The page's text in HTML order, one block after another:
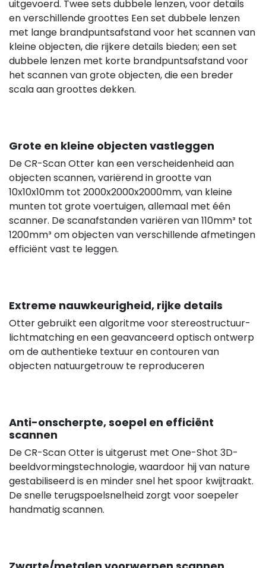
uitgevoerd. Twee sets dubbele lenzen, voor details
en verschillende groottes Een set dubbele lenzen
met lange brandpuntsafstand voor het scannen van
kleine objecten, die rijkere details bieden; een set
dubbele lenzen met korte brandpuntsafstand voor
het scannen van grote objecten, die een breder
scala aan groottes dekken.
Grote en kleine objecten vastleggen
De CR-Scan Otter kan een verscheidenheid aan
objecten scannen, variërend in grootte van
10x10x10mm tot 2000x2000x2000mm, van kleine
munten tot grote voertuigen, allemaal met één
scanner. De scanafstanden variëren van 110mm³ tot
1200mm³ om objecten van verschillende afmetingen
efficiënt vast te leggen.
Extreme nauwkeurigheid, rijke details
Otter gebruikt een algoritme voor stereostructuur-
lichtmatching en een geavanceerd optisch ontwerp
om de authentieke textuur en contouren van
objecten natuurgetrouw te reproduceren
Anti-onscherpte, soepel en efficiënt
scannen
De CR-Scan Otter is uitgerust met One-Shot 3D-
beeldvormingstechnologie, waardoor hij van nature
gestabiliseerd is en minder snel het spoor kwijtraakt.
De snelle terugspoelsnelheid zorgt voor soepeler
handmatig scannen.